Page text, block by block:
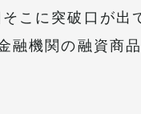
こに突破口が出
融機関の融資商